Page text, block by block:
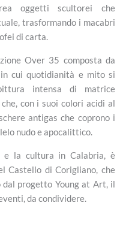
oggetti scultorei che
trasformando i macabri
di carta.
Over 35 composta da
cui quotidianità e mito si
intensa di matrice
che, con i suoi colori acidi al
antigas che coprono i
nudo e apocalittico.
e la cultura in Calabria, è
Castello di Corigliano, che
dal progetto Young at Art, il
da condividere.